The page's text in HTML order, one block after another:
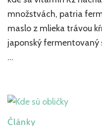
množstvách, patria
maslo z mlieka trávou
japonský
…
Články